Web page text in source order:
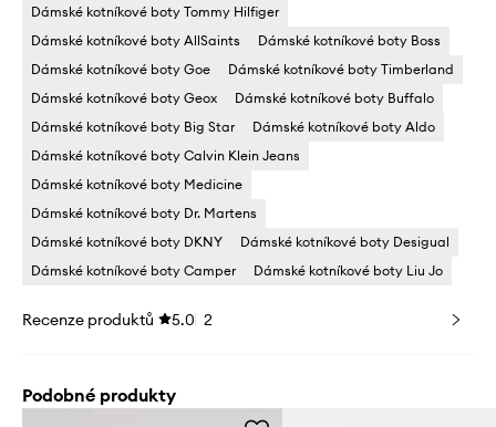
Dámské kotníkové boty Tommy Hilfiger
Dámské kotníkové boty AllSaints
Dámské kotníkové boty Boss
Dámské kotníkové boty Goe
Dámské kotníkové boty Timberland
Dámské kotníkové boty Geox
Dámské kotníkové boty Buffalo
Dámské kotníkové boty Big Star
Dámské kotníkové boty Aldo
Dámské kotníkové boty Calvin Klein Jeans
Dámské kotníkové boty Medicine
Dámské kotníkové boty Dr. Martens
Dámské kotníkové boty DKNY
Dámské kotníkové boty Desigual
Dámské kotníkové boty Camper
Dámské kotníkové boty Liu Jo
Recenze produktů 5.0 2
Podobné produkty